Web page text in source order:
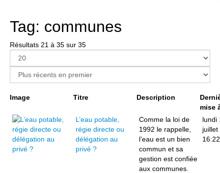
Tag: communes
Résultats 21 à 35 sur 35
Image Titre Description
mise
L’eau potable,
régie directe ou
délégation au
privé ?
Comme la loi de
1992 le rappelle,
l’eau est un bien
commun et sa
gestion est confiée
aux communes.
lundi
juillet
16:22